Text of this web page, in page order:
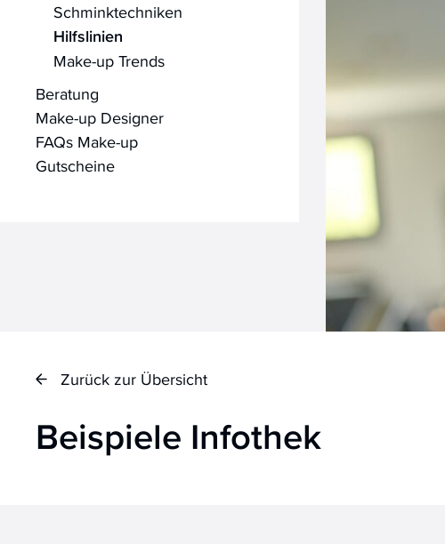
Schminktechniken
Hilfslinien
Make-up Trends
Beratung
Make-up Designer
FAQs Make-up
Gutscheine
Zurück zur Übersicht
Beispiele Infothek